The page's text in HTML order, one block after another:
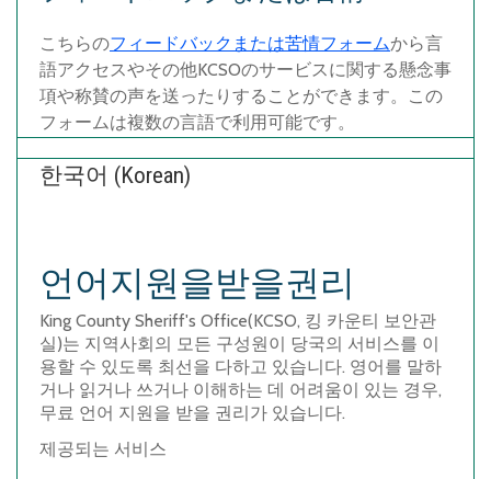
こちらのフィードバックまたは苦情フォームから言
語アクセスやその他KCSOのサービスに関する懸念事
項や称賛の声を送ったりすることができます。この
フォームは複数の言語で利用可能です。
한국어 (Korean)
언어지원을받을권리
King County Sheriff's Office(KCSO, 킹 카운티 보안관
실)는 지역사회의 모든 구성원이 당국의 서비스를 이
용할 수 있도록 최선을 다하고 있습니다. 영어를 말하
거나 읽거나 쓰거나 이해하는 데 어려움이 있는 경우,
무료 언어 지원을 받을 권리가 있습니다.
제공되는 서비스